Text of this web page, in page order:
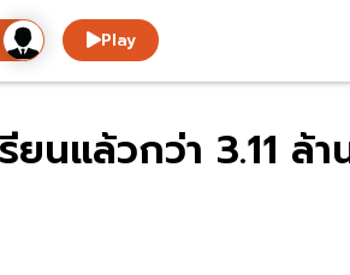
Play
นแล้วกว่า 3.11 ล้